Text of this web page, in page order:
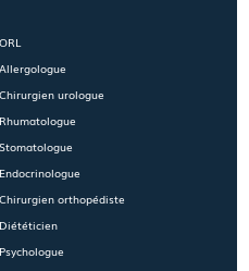
ORL
Allergologue
Chirurgien urologue
Rhumatologue
Stomatologue
Endocrinologue
Chirurgien orthopédiste
Diététicien
Psychologue